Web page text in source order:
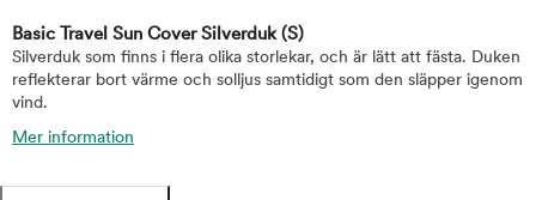
Basic Travel Sun Cover Silverduk (S)
Silverduk som finns i flera olika storlekar, och är lätt att fästa. Duken
reflekterar bort värme och solljus samtidigt som den släpper igenom
vind.
Mer information